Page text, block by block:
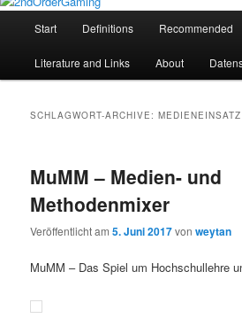
p
Zum
Inhalt
Zum
sekundären
Start Definitions Recommended
Literature and Links About
SCHLAGWORT-ARCHIVE:MEDIENEINSATZ
MuMM – Medien- und
Methodenmixer
Veröffentlicht am5. Juni 2017vonweytan
MuMM – Das Spiel um Hochschullehre